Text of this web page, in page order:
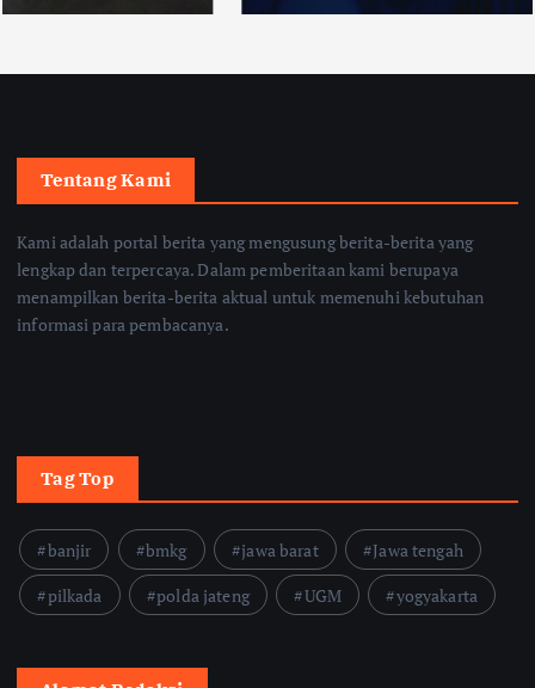
Tentang Kami
Kami adalah portal berita yang mengusung berita-berita yang
lengkap dan terpercaya. Dalam pemberitaan kami berupaya
menampilkan berita-berita aktual untuk memenuhi kebutuhan
informasi para pembacanya.
Tag Top
banjir bmkg jawa barat
Jawa tengah
pilkada
polda jateng UGM yogyakarta